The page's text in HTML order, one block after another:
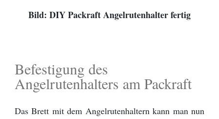
Bild: DIYPackraftAngelrutenhalter fertig
Befestigung des
Angelrutenhalters am Packraft
Das Brett mit dem Angelrutenhaltern kann man nun